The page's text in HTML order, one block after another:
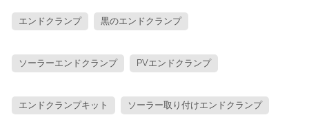
エンドクランプ 黒のエンドクランプ
ソーラーエンドクランプ PVエンドクランプ
エンドクランプキット ソーラー取り付けエンドクランプ